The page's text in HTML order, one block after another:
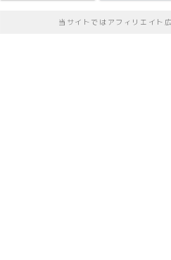
当サイトではアフィリエイト